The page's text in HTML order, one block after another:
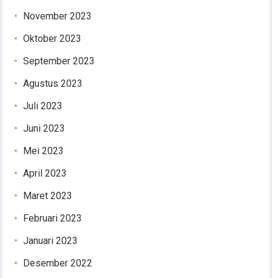
November 2023
Oktober 2023
September 2023
Agustus 2023
Juli 2023
Juni 2023
Mei 2023
April 2023
Maret 2023
Februari 2023
Januari 2023
Desember 2022